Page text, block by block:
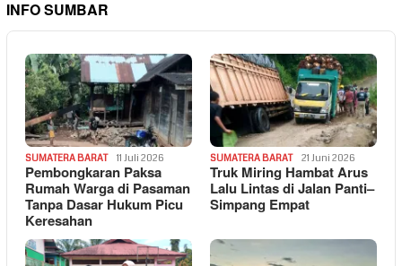
INFO SUMBAR
SUMATERA BARAT 11 Juli 2026
Pembongkaran Paksa
Rumah Warga di Pasaman
Tanpa Dasar Hukum Picu
Keresahan
SUMATERA BARAT 21 Juni 2026
Truk Miring Hambat Arus
Lalu Lintas di Jalan Panti–
Simpang Empat